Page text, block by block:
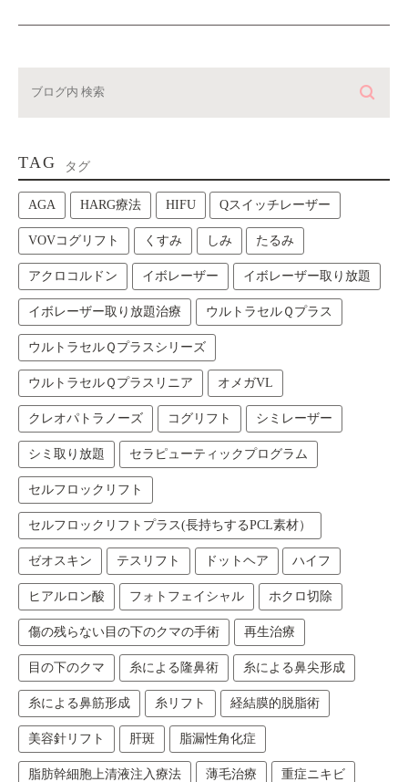
TAG タグ
AGA HARG療法 HIFU Qスイッチレーザー
VOVコグリフト くすみ しみ たるみ
アクロコルドン イボレーザー イボレーザー取り放題
イボレーザー取り放題治療 ウルトラセルＱプラス
ウルトラセルＱプラスシリーズ
ウルトラセルＱプラスリニア オメガVL
クレオパトラノーズ コグリフト シミレーザー
シミ取り放題 セラピューティックプログラム
セルフロックリフト
セルフロックリフトプラス(長持ちするPCL素材）
ゼオスキン テスリフト ドットヘア ハイフ
ヒアルロン酸 フォトフェイシャル ホクロ切除
傷の残らない目の下のクマの手術 再生治療
目の下のクマ 糸による隆鼻術 糸による鼻尖形成
糸による鼻筋形成 糸リフト 経結膜的脱脂術
美容針リフト 肝斑 脂漏性角化症
脂肪幹細胞上清液注入療法 薄毛治療 重症ニキビ